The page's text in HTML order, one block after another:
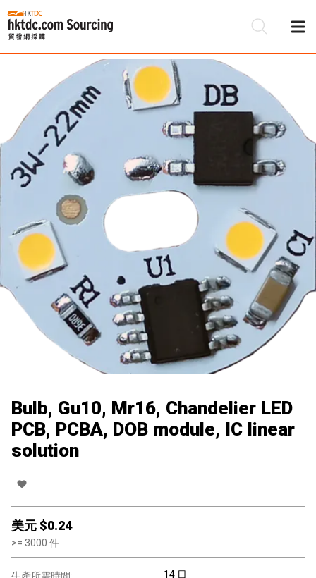
Bulb, Gu10, Mr16, Chandelier LED
PCB, PCBA, DOB module, IC linear
solution
美元 $0.24
>= 3000 件
14 日